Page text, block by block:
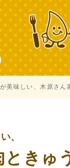
美味しい、木原さ
、
きゅ